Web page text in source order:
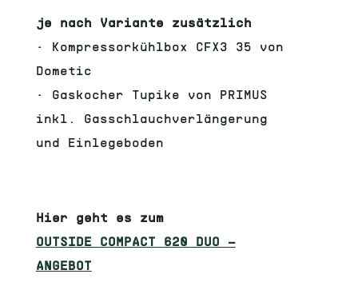
je nach Variante zusätzlich
•
Kompressorkühlbox CFX3 35 von
Dometic
•
Gaskocher Tupike von PRIMUS
inkl. Gasschlauchverlängerung
und Einlegeboden
Hier geht es zum
OUTSIDE COMPACT 620 DUO –
ANGEBOT